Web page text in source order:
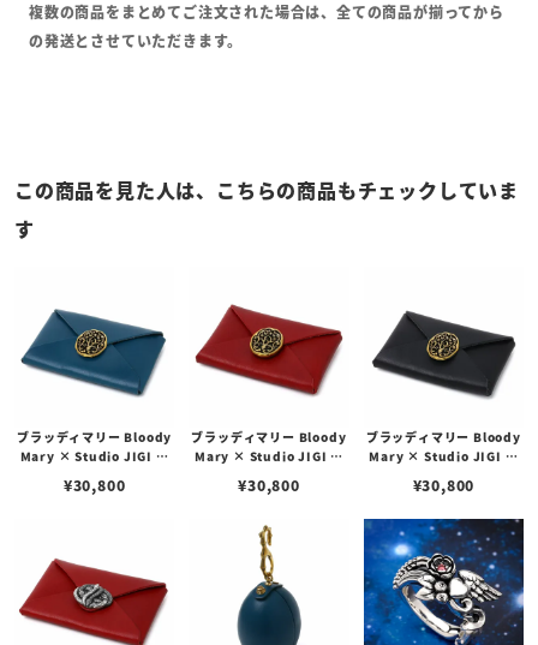
複数の商品をまとめてご注文された場合は、全ての商品が揃ってから
の発送とさせていただきます。
この商品を見た人は、こちらの商品もチェックしていま
す
ブラッディマリー Bloody
Mary × Studio JIGI ジ
ザー ブルー
¥30,800
ブラッディマリー Bloody
Mary × Studio JIGI ジ
ザー レッド
¥30,800
ブラッディマリー Bloody
Mary × Studio JIGI ジ
ザー ブラック
¥30,800